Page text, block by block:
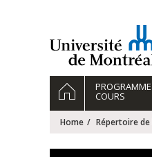
Navigation
principale
HOME
COURS
Home Répertoire de